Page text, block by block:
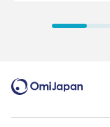
本アプリの導
把握できるよう
効率化とデータ
います。